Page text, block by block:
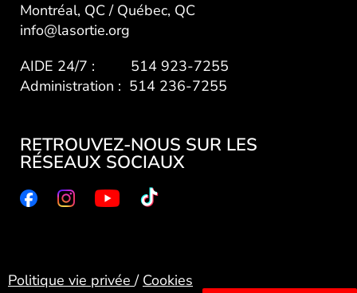
Montréal, QC / Québec, QC
info@lasortie.org
AIDE 24/7 : 514 923-7255
Administration : 514 236-7255
RETROUVEZ-NOUS SUR LES
RÉSEAUX SOCIAUX
Politique vie privée/ Cookies